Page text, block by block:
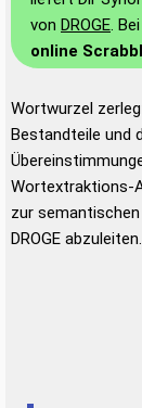
von DROGE.
online
Wortwurzel
Bestandteile und
Wortextraktions-
zur
DROGE abzuleiten.